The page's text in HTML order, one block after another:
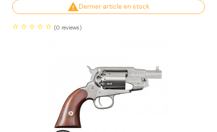
Dernier article en stock
(0 reviews)